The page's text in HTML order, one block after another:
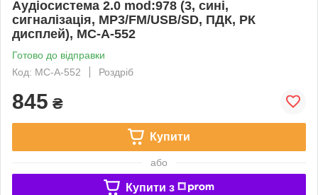
Аудіосистема 2.0 mod:978 (3, сині,
сигналізація, МР3/FM/USB/SD, ПДК, РК
дисплей), MC-A-552
Готово до відправки
Код: MC-A-552
Роздріб
845 ₴
Купити
або
Купити з